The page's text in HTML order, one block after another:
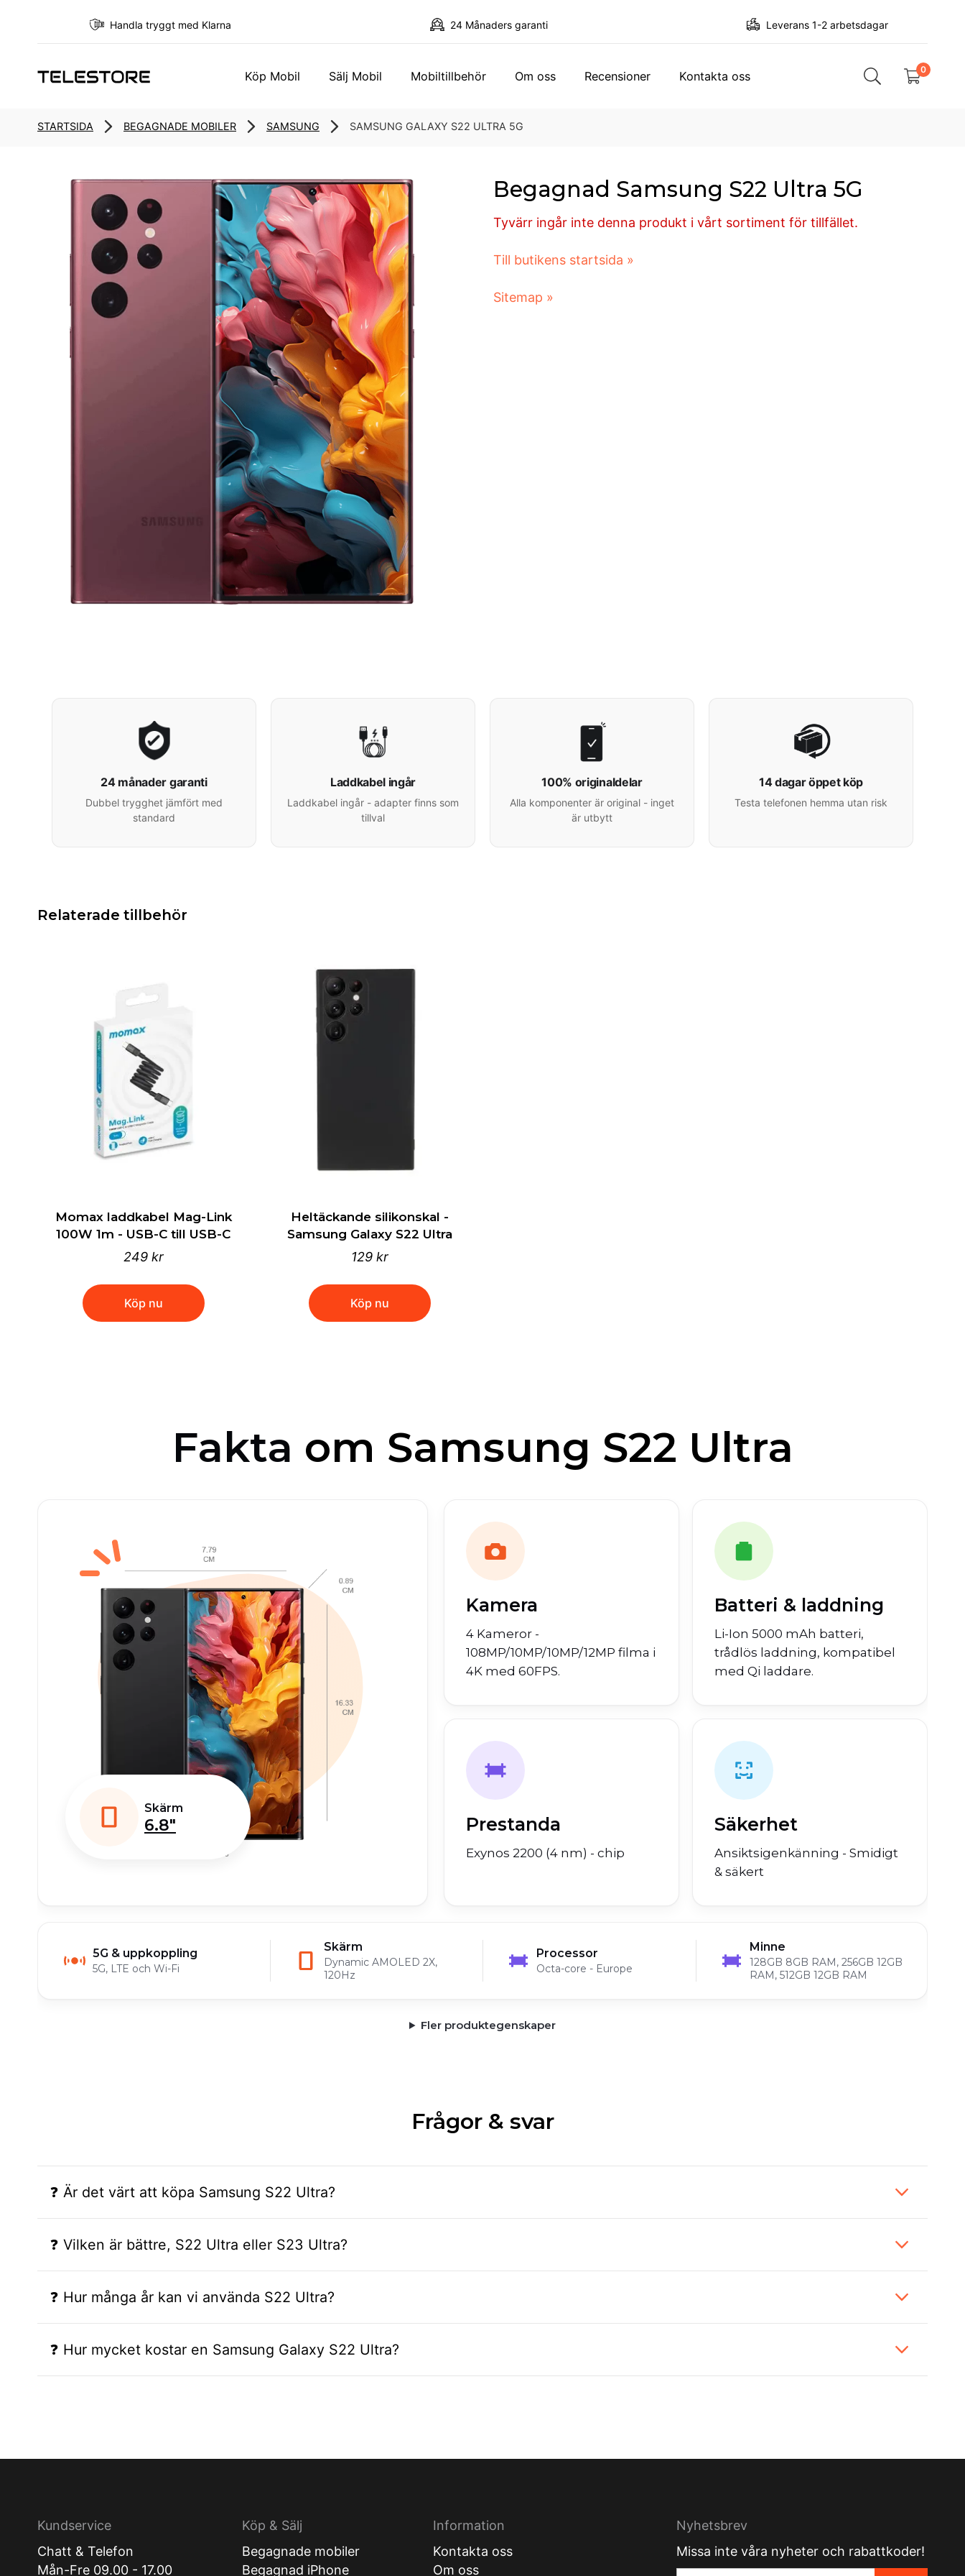
Handla tryggt med Klarna 24 Månaders garanti Leverans 1-2 arbetsdagar
Köp Mobil Sälj Mobil Mobiltillbehör Om oss Recensioner Kontakta oss 0
STARTSIDA BEGAGNADE MOBILER SAMSUNG SAMSUNG GALAXY S22 ULTRA 5G
Begagnad Samsung S22 Ultra 5G
Tyvärr ingår inte denna produkt i vårt sortiment för tillfället.
Till butikens startsida »
Sitemap »
24 månader garanti
Dubbel trygghet jämfört med
standard
Laddkabel ingår
Laddkabel ingår - adapter finns som
tillval
100% originaldelar
Alla komponenter är original - inget
är utbytt
14 dagar öppet köp
Testa telefonen hemma utan risk
Relaterade tillbehör
Momax laddkabel Mag-Link
100W 1m - USB-C till USB-C
249 kr
Köp nu
Heltäckande silikonskal -
Samsung Galaxy S22 Ultra
129 kr
Köp nu
Fakta om Samsung S22 Ultra
Skärm
6.8"
Kamera
4 Kameror -
108MP/10MP/10MP/12MP filma i
4K med 60FPS.
Batteri & laddning
Li-Ion 5000 mAh batteri,
trådlös laddning, kompatibel
med Qi laddare.
Prestanda
Exynos 2200 (4 nm) - chip
Säkerhet
Ansiktsigenkänning - Smidigt
& säkert
5G & uppkoppling
5G, LTE och Wi-Fi
Skärm
Dynamic AMOLED 2X,
120Hz
Processor
Octa-core - Europe
Minne
128GB 8GB RAM, 256GB 12GB
RAM, 512GB 12GB RAM
Fler produktegenskaper
Frågor & svar
❓ Är det värt att köpa Samsung S22 Ultra?
❓ Vilken är bättre, S22 Ultra eller S23 Ultra?
❓ Hur många år kan vi använda S22 Ultra?
❓ Hur mycket kostar en Samsung Galaxy S22 Ultra?
Kundservice
Chatt & Telefon
Mån-Fre 09.00 - 17.00
Köp & Sälj
Begagnade mobiler
Begagnad iPhone
Information
Kontakta oss
Om oss
Nyhetsbrev
Missa inte våra nyheter och rabattkoder!